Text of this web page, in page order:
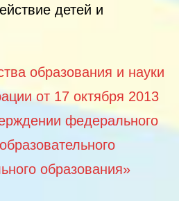
детей и
образования и науки
от 17 октября 2013
федерального
образования»